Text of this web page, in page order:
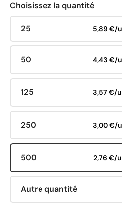
Choisissez la quantité
25 5,89 €/u
50 4,43 €/u
125 3,57 €/u
250 3,00 €/u
500 2,76 €/u
Autre quantité